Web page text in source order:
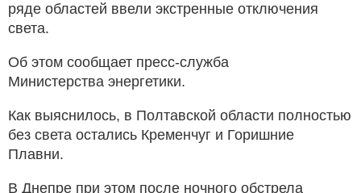
ряде областей ввели экстренные отключения
света.
Об этом сообщает пресс-служба
Министерства энергетики.
Как выяснилось, в Полтавской области полностью
без света остались Кременчуг и Горишние
Плавни.
В Днепре при этом после ночного обстрела